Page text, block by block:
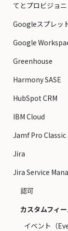
てとプロビジョ
Googleスプレッ
Google
Greenhouse
Harmony SASE
HubSpot CRM
IBM Cloud
Jamf Pro Classic
Jira
Jira Service
認可
カスタムフィ
イベント（